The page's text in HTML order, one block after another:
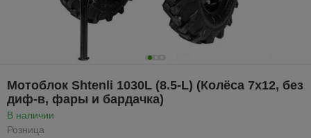
Мотоблок Shtenli 1030L (8.5-L) (Колёса 7х12, без
диф-в, фары и бардачка)
В наличии
Розница